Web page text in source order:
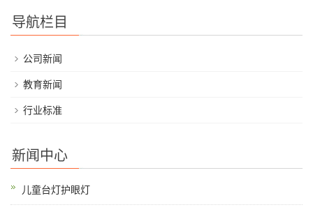
导航栏目
公司新闻
教育新闻
行业标准
新闻中心
儿童台灯护眼灯